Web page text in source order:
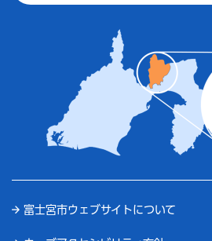
富士宮市ウェブサイトについて